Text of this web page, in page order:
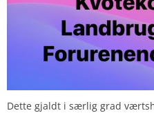
Dette gjaldt i særlig grad